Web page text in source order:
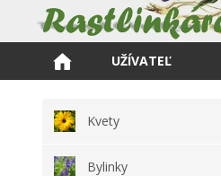
UŽÍVATEĽ
Kvety
Bylinky